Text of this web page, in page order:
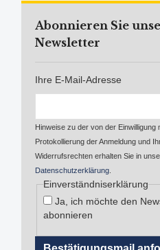
Abonnieren Sie
Newsletter
Ihre E-Mail-Adresse
Hinweise zu der von der Einwilligung
Protokollierung der Anmeldung und
Widerrufsrechten erhalten Sie in
Datenschutzerklärung
Einverständniserklärung
Ja, ich möchte den
abonnieren